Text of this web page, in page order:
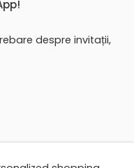
despre invitații,